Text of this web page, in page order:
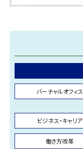
バーチャルオフィス
ビジネス・キャリア
働き方改革